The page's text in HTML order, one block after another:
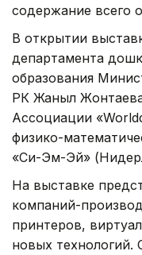
содержание всего
В открытии
департамента
образования
РК Жаныл
Ассоциации
физико-
«Си-Эм-Эй»
На выставке
компаний-
принтеров,
новых технологий.